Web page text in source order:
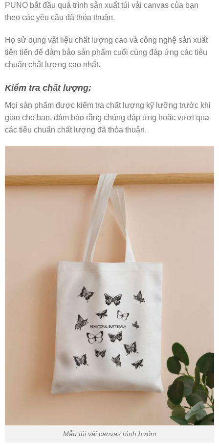
PUNO bắt đầu quá trình sản xuất túi vải canvas của bạn
theo các yêu cầu đã thỏa thuận.
Họ sử dụng vật liệu chất lượng cao và công nghệ sản xuất
tiên tiến để đảm bảo sản phẩm cuối cùng đáp ứng các tiêu
chuẩn chất lượng cao nhất.
Kiểm tra chất lượng:
Mọi sản phẩm được kiểm tra chất lượng kỹ lưỡng trước khi
giao cho bạn, đảm bảo rằng chúng đáp ứng hoặc vượt qua
các tiêu chuẩn chất lượng đã thỏa thuận.
Mẫu túi vải canvas hình bướm